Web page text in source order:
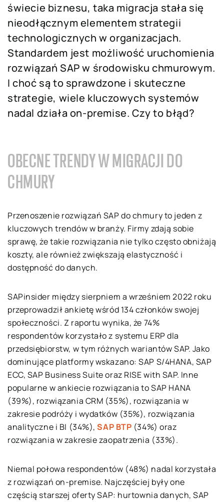
świecie biznesu, taka migracja stała się
nieodłącznym elementem strategii
technologicznych w organizacjach.
Standardem jest możliwość uruchomienia
rozwiązań SAP w środowisku chmurowym.
I choć są to sprawdzone i skuteczne
strategie, wiele kluczowych systemów
nadal działa on-premise. Czy to błąd?
OBECNE TRENDY W MIGRACJI DO
CHMURY
Przenoszenie rozwiązań SAP do chmury to jeden z
kluczowych trendów w branży. Firmy zdają sobie
sprawę, że takie rozwiązania nie tylko często obniżają
koszty, ale również zwiększają elastyczność i
dostępność do danych.
SAPinsider między sierpniem a wrześniem 2022 roku
przeprowadził ankietę wśród 134 członków swojej
społeczności. Z raportu wynika, że 74%
respondentów korzystało z systemu ERP dla
przedsiębiorstw, w tym różnych wariantów SAP. Jako
dominujące platformy wskazano: SAP S/4HANA, SAP
ECC, SAP Business Suite oraz RISE with SAP. Inne
popularne w ankiecie rozwiązania to SAP HANA
(39%), rozwiązania CRM (35%), rozwiązania w
zakresie podróży i wydatków (35%), rozwiązania
analityczne i BI (34%),SAP BTP (34%) oraz
rozwiązania w zakresie zaopatrzenia (33%).
Niemal połowa respondentów (48%) nadal korzystała
z rozwiązań on-premise. Najczęściej były one
częścią starszej oferty SAP: hurtownia danych, SAP